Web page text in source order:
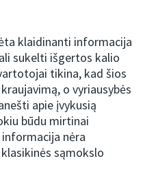
klaidinanti informacija
sukelti išgertos kalio
tikina, kad šios
o vyriausybės
apie įvykusią
būdu mirtinai
nėra
sąmokslo